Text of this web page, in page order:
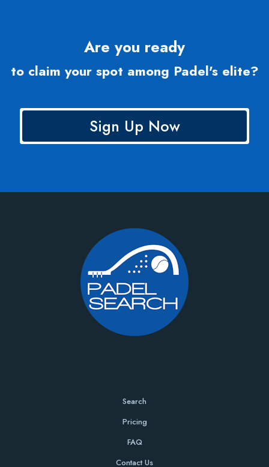
Are you ready
to claim your spot among Padel's elite?
Sign Up Now
Search
Pricing
FAQ
Contact Us